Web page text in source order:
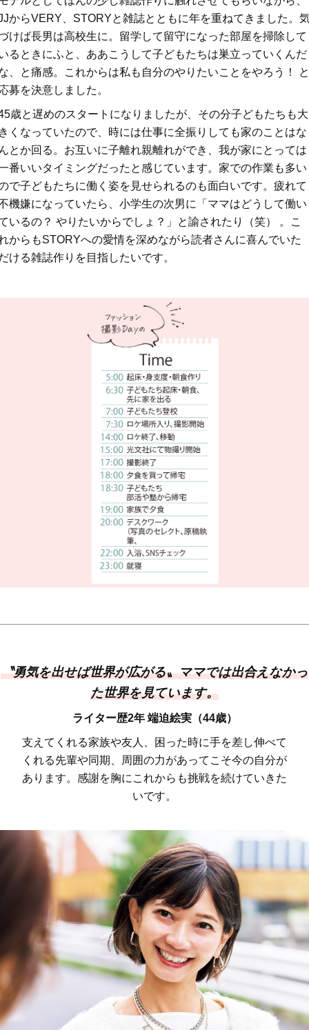
からVERY、STORYと雑誌とともに年を重ねてきました。
けば長男は高校生に。留学して留守になった部屋を掃除して
るときにふと、ああこうして子どもたちは巣立っていくんだ
、と痛感。これからは私も自分のやりたいことをやろう！
募を決意しました。
歳と遅めのスタートになりましたが、その分子どもたちも大
くなっていたので、時には仕事に全振りしても家のことはな
とか回る。お互いに子離れ親離れができ、我が家にとっては
番いいタイミングだったと感じています。家での作業も多い
で子どもたちに働く姿を見せられるのも面白いです。疲れて
機嫌になっていたら、小学生の次男に「ママはどうして働い
いるの？ やりたいからでしょ？」と諭されたり（笑） 。こ
からもSTORYへの愛情を深めながら読者さんに喜んでいた
ける雑誌作りを目指したいです。
〝勇気を出せば世界が広がる〟ママでは出合えなかっ
た世界を見ています。
ライター歴2年 端迫絵実（44歳）
支えてくれる家族や友人、困った時に手を差し伸べて
くれる先輩や同期、周囲の力があってこそ今の自分が
あります。感謝を胸にこれからも挑戦を続けていきた
いです。